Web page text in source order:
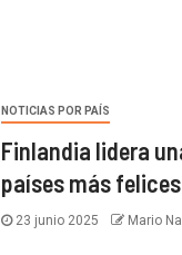
NOTICIAS POR PAÍS
Finlandia lidera
países más
23 junio 2025 Mario